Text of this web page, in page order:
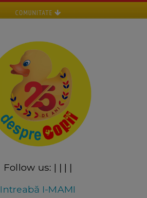
COMUNITATE
Follow us: | | | |
Intreabă I-MAMI